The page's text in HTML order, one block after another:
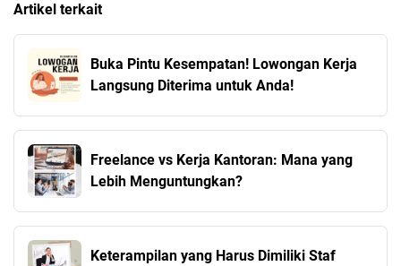
Artikel terkait
Buka Pintu Kesempatan! Lowongan Kerja
Langsung Diterima untuk Anda!
Freelance vs Kerja Kantoran: Mana yang
Lebih Menguntungkan?
Keterampilan yang Harus Dimiliki Staf